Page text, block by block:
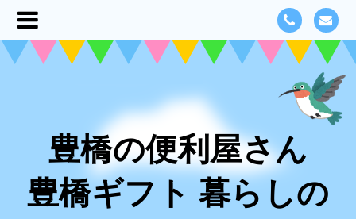
豊橋の便利屋さん
豊橋ギフト 暮らしの